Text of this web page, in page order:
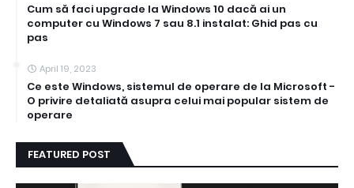
Cum să faci upgrade la Windows 10 dacă ai un
computer cu Windows 7 sau 8.1 instalat: Ghid pas cu
pas
April 19, 2023
Ce este Windows, sistemul de operare de la Microsoft -
O privire detaliată asupra celui mai popular sistem de
operare
FEATURED POST